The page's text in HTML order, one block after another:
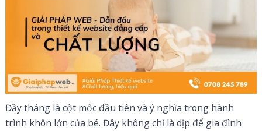
Đầy tháng là cột mốc đầu tiên và ý nghĩa trong hành
trình khôn lớn của bé. Đây không chỉ là dịp để gia đình